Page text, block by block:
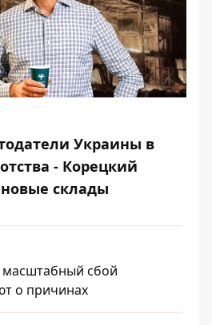
Украины в
- Корецкий
склады
масштабный сбой
о причинах